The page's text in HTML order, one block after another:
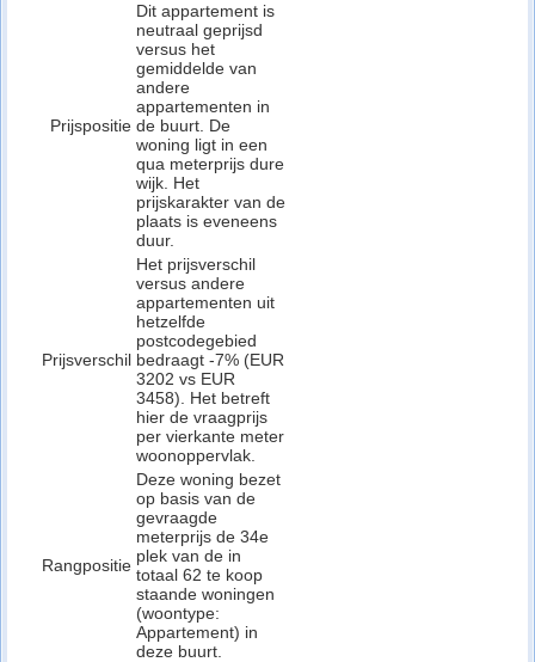
Prijspositie
Dit appartement is
neutraal geprijsd
versus het
gemiddelde van
andere
appartementen in
de buurt. De
woning ligt in een
qua meterprijs dure
wijk. Het
prijskarakter van de
plaats is eveneens
duur.
Prijsverschil
Het prijsverschil
versus andere
appartementen uit
hetzelfde
postcodegebied
bedraagt -7% (EUR
3202 vs EUR
3458). Het betreft
hier de vraagprijs
per vierkante meter
woonoppervlak.
Rangpositie
Deze woning bezet
op basis van de
gevraagde
meterprijs de 34e
plek van de in
totaal 62 te koop
staande woningen
(woontype:
Appartement) in
deze buurt.